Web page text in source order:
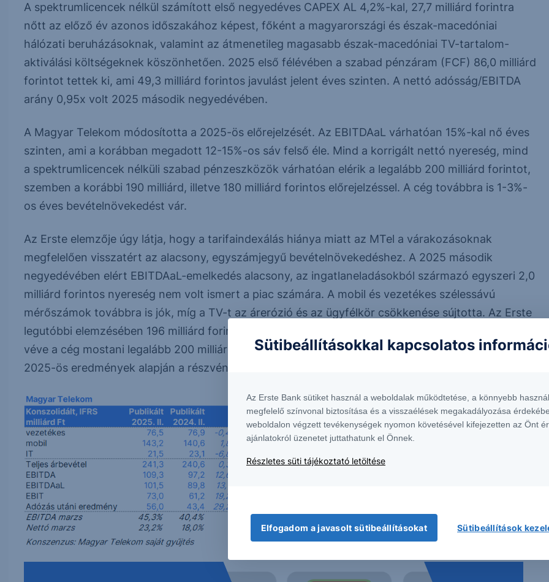
A spektrumlicencek nélkül számított első negyedéves CAPEX AL 4,2%-kal, 27,7 milliárd forintra
nőtt az előző év azonos időszakához képest, főként a magyarországi és észak-macedóniai
hálózati beruházásoknak, valamint az átmenetileg magasabb észak-macedóniai TV-tartalom-
aktiválási költségeknek köszönhetően. 2025 első félévében a szabad pénzáram (FCF) 86,0 milliárd
forintot tettek ki, ami 49,3 milliárd forintos javulást jelent éves szinten. A nettó adósság/EBITDA
arány 0,95x volt 2025 második negyedévében.
A Magyar Telekom módosította a 2025-ös előrejelzését. Az EBITDAaL várhatóan 15%-kal nő éves
szinten, ami a korábban megadott 12-15%-os sáv felső éle. Mind a korrigált nettó nyereség, mind
a spektrumlicencek nélküli szabad pénzeszközök várhatóan elérik a legalább 200 milliárd forintot,
szemben a korábbi 190 milliárd, illetve 180 milliárd forintos előrejelzéssel. A cég továbbra is 1-3%-
os éves bevételnövekedést vár.
Az Erste elemzője úgy látja, hogy a tarifaindexálás hiánya miatt az MTel a várakozásoknak
megfelelően visszatért az alacsony, egyszámjegyű bevételnövekedéshez. A 2025 második
negyedévében elért EBITDAaL-emelkedés alacsony, az ingatlaneladásokból származó egyszeri 2,0
milliárd forintos nyereség nem volt ismert a piac számára. A mobil és vezetékes szélessávú
mérőszámok továbbra is jók, míg a TV-t az árerózió és az ügyfélkör csökkenése sújtotta. Az Erste
legutóbbi elemzésében 196 milliárd forintra becsülte az idei korrigált nettó nyereséget. Figyelembe
véve a cég mostani legalább 200 milliárd forintos előrejelzését és a 80%-os kifizetési arányt, a
2025-ös eredmények alapján a részvényesi javadalmazás 178 forint lehet részvényenként.
Sütibeállításokkal kapcsolatos
Az Erste Bank sütiket használ a weboldalak működtetése, a könnyebb
megfelelő színvonal biztosítása és a visszaélések megakadályozása
weboldalon végzett tevékenységek nyomon követésével kifejezetten az Önt
ajánlatokról üzenetet juttathatunk el Önnek.
Részletes süti tájékoztató letöltése
Elfogadom a javasolt sütibeállításokat Sütibeállítások